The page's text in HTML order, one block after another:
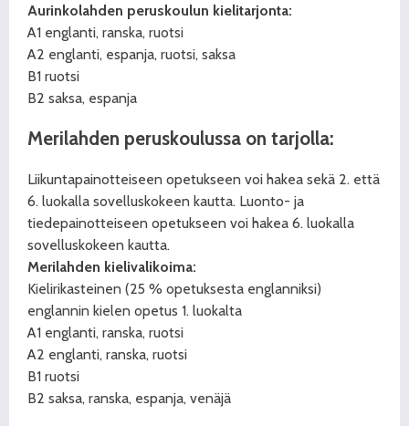
Aurinkolahden peruskoulun kielitarjonta:
A1 englanti, ranska, ruotsi
A2 englanti, espanja, ruotsi, saksa
B1 ruotsi
B2 saksa, espanja
Merilahden peruskoulussa on tarjolla:
Liikuntapainotteiseen opetukseen voi hakea sekä 2. että
6. luokalla sovelluskokeen kautta. Luonto- ja
tiedepainotteiseen opetukseen voi hakea 6. luokalla
sovelluskokeen kautta.
Merilahden kielivalikoima:
Kielirikasteinen (25 % opetuksesta englanniksi)
englannin kielen opetus 1. luokalta
A1 englanti, ranska, ruotsi
A2 englanti, ranska, ruotsi
B1 ruotsi
B2 saksa, ranska, espanja, venäjä